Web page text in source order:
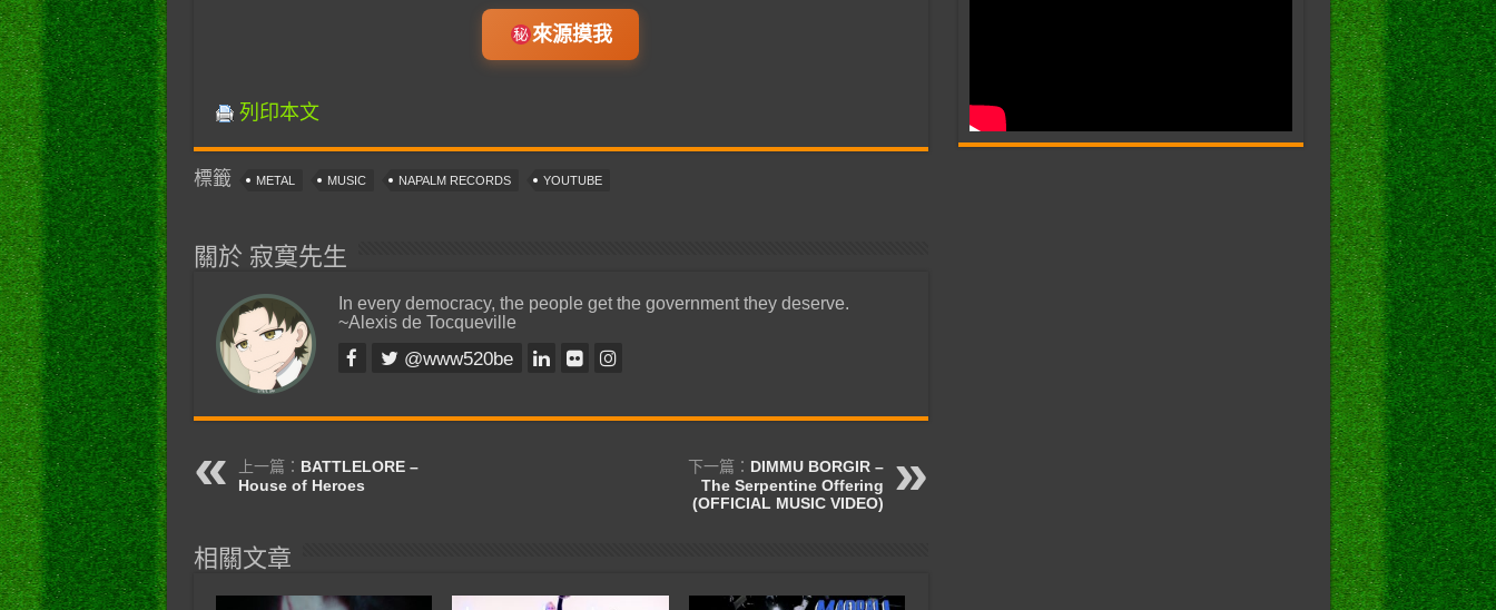
來源摸我
列印本文
標籤 METAL MUSIC NAPALM RECORDS YOUTUBE
關於 寂寞先生
In every democracy, the people get the government they deserve.
~Alexis de Tocqueville
@www520be
上一篇： BATTLELORE –
House of Heroes
下一篇： DIMMU BORGIR –
The Serpentine Offering
(OFFICIAL MUSIC VIDEO)
相關文章